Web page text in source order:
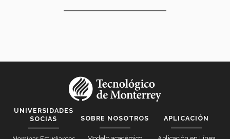
UNIVERSIDADES
SOCIAS
SOBRE NOSOTROS APLICACIÓN